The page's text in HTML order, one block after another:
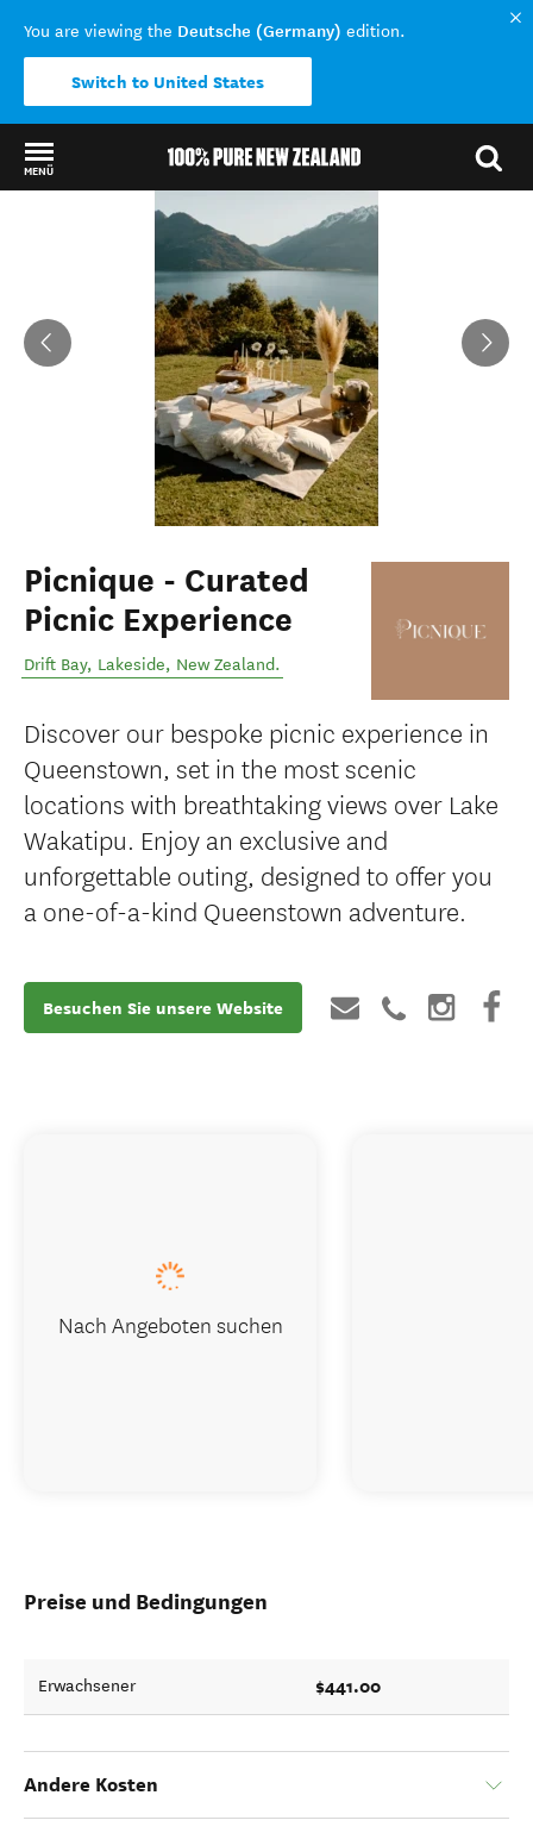
You are viewing the Deutsche (Germany) edition.
Switch to United States
MENÜ
Back to my results
Picnique - Curated
Picnic Experience
Drift Bay, Lakeside, New Zealand.
Discover our bespoke picnic experience in
Queenstown, set in the most scenic
locations with breathtaking views over Lake
Wakatipu. Enjoy an exclusive and
unforgettable outing, designed to offer you
a one-of-a-kind Queenstown adventure.
Besuchen Sie unsere Website
Preise und Bedingungen
Erwachsener $441.00
Andere Kosten
Nach Angeboten suchen